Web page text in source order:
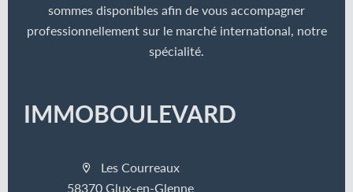
sommes disponibles afin de vous accompagner
professionnellement sur le marché international, notre
spécialité.
IMMOBOULEVARD
Les Courreaux
58370 Glux-en-Glenne